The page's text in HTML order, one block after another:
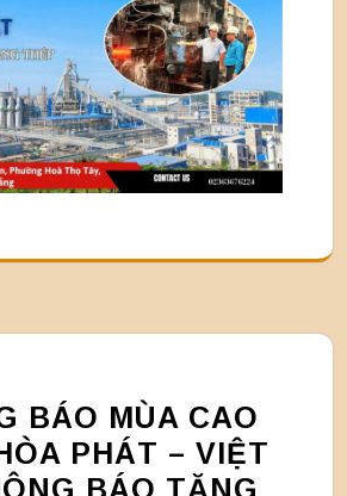
BÁO MÙA CAO
PHÁT – VIỆT
BÁO TĂNG